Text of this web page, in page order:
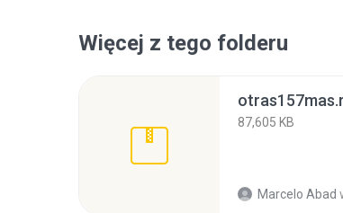
Więcej z tego folderu
87,605 KB
Marcelo Abad